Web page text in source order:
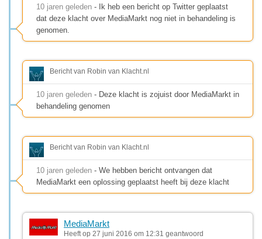
10 jaren geleden - Ik heb een bericht op Twitter geplaatst
dat deze klacht over MediaMarkt nog niet in behandeling is
genomen.
Bericht van Robin van Klacht.nl
10 jaren geleden - Deze klacht is zojuist door MediaMarkt in
behandeling genomen
Bericht van Robin van Klacht.nl
10 jaren geleden - We hebben bericht ontvangen dat
MediaMarkt een oplossing geplaatst heeft bij deze klacht
MediaMarkt
Heeft op 27 juni 2016 om 12:31 geantwoord